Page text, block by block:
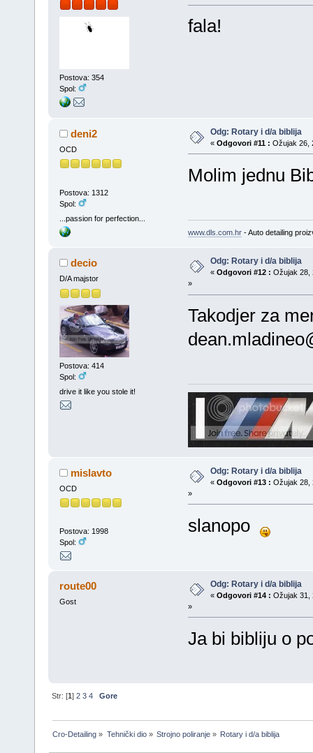
Postova: 354
Spol:
fala!
deni2
OCD
Postova: 1312
Spol:
...passion for perfection...
Odg: Rotary i d/a biblija
« Odgovori #11 : Ožujak 26,
Molim jednu
www.dls.com.hr- Auto detailing
decio
D/A majstor
Postova: 414
Spol:
drive it like you stole it!
Odg: Rotary i d/a biblija
« Odgovori #12 : Ožujak 28,
»
Takodjer za
mislavto
OCD
Postova: 1998
Spol:
Odg: Rotary i d/a biblija
« Odgovori #13 : Ožujak 28,
»
slanopo
route00
Gost
Odg: Rotary i d/a biblija
« Odgovori #14 : Ožujak 31,
»
Ja bi bibliju o
Str: [1]2 3 4 Gore
Cro-Detailing » Tehnički dio» Strojno poliranje» Rotary i d/a biblija